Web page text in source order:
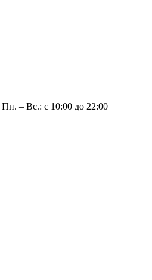
Пн. – Вс.: с 10:00 до 22:00